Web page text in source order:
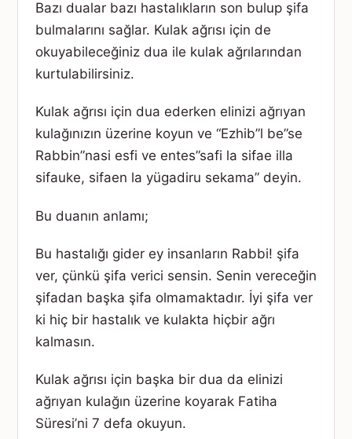
Bazı dualar bazı hastalıkların son bulup şifa
bulmalarını sağlar. Kulak ağrısı için de
okuyabileceğiniz dua ile kulak ağrılarından
kurtulabilirsiniz.
Kulak ağrısı için dua ederken elinizi ağrıyan
kulağınızın üzerine koyun ve “Ezhib”l be”se
Rabbin”nasi esfi ve entes”safi la sifae illa
sifauke, sifaen la yügadiru sekama” deyin.
Bu duanın anlamı;
Bu hastalığı gider ey insanların Rabbi! şifa
ver, çünkü şifa verici sensin. Senin vereceğin
şifadan başka şifa olmamaktadır. İyi şifa ver
ki hiç bir hastalık ve kulakta hiçbir ağrı
kalmasın.
Kulak ağrısı için başka bir dua da elinizi
ağrıyan kulağın üzerine koyarak Fatiha
Süresi’ni 7 defa okuyun.